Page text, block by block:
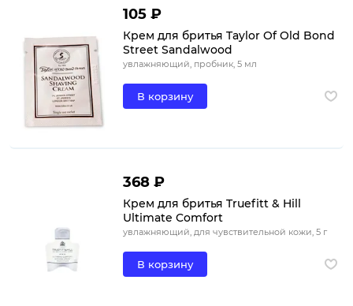
105 ₽
Крем для бритья Taylor Of Old Bond
Street Sandalwood
увлажняющий, пробник, 5 мл
В корзину
368 ₽
Крем для бритья Truefitt & Hill
Ultimate Comfort
увлажняющий, для чувствительной кожи, 5 г
В корзину